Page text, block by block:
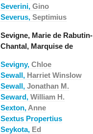
Severini, Gino
Severus, Septimius
Sevigne, Marie de Rabutin-
Chantal, Marquise de
Sevigny, Chloe
Sewall, Harriet Winslow
Sewall, Jonathan M.
Seward, William H.
Sexton, Anne
Sextus Propertius
Seykota, Ed